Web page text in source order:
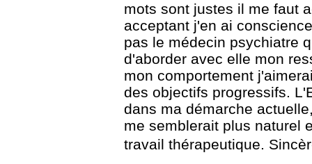
mots sont justes il me faut
acceptant j'en ai
pas le médecin psychiatre
d'aborder avec elle mon
mon comportement
des objectifs progressifs.
dans ma démarche
me semblerait plus naturel
travail thérapeutique.